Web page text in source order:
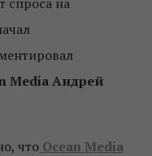
Media Андрей
что Оcean Media